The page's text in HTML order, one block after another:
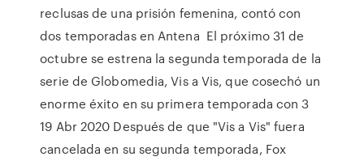
reclusas de una prisión femenina, contó con
dos temporadas en Antena El próximo 31 de
octubre se estrena la segunda temporada de la
serie de Globomedia, Vis a Vis, que cosechó un
enorme éxito en su primera temporada con 3
19 Abr 2020 Después de que "Vis a Vis" fuera
cancelada en su segunda temporada, Fox